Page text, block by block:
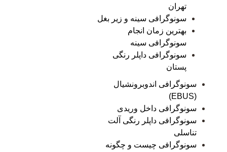
تهران
سونوگرافی سینه و زیر بغل
بهترین زمان انجام
سونوگرافی سینه
سونوگرافی داپلر رنگی
پستان
سونوگرافی اندوبرونشیال
(EBUS)
سونوگرافی داخل وریدی
سونوگرافی داپلر رنگی آلت
تناسلی
سونوگرافی چیست و چگونه